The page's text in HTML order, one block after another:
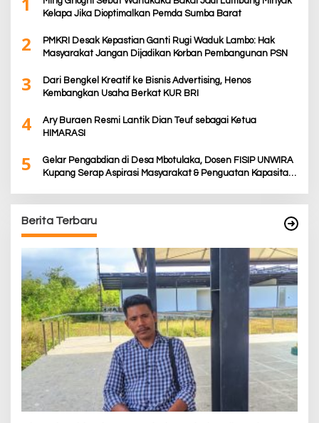
Kelapa Jika Dioptimalkan Pemda Sumba Barat
2
PMKRI Desak Kepastian Ganti Rugi Waduk Lambo: Hak
Masyarakat Jangan Dijadikan Korban Pembangunan PSN
3
Dari Bengkel Kreatif ke Bisnis Advertising, Henos
Kembangkan Usaha Berkat KUR BRI
4
Ary Buraen Resmi Lantik Dian Teuf sebagai Ketua
HIMARASI
5
Gelar Pengabdian di Desa Mbotulaka, Dosen FISIP UNWIRA
Kupang Serap Aspirasi Masyarakat & Penguatan Kapasitas
Berita Terbaru